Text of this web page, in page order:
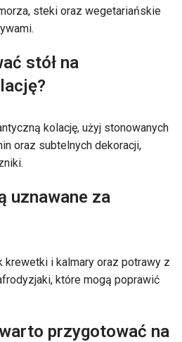
steki oraz wegetariańskie
stół na
kolację, użyj stonowanych
oraz subtelnych dekoracji,
uznawane za
krewetki i kalmary oraz potrawy z
które mogą poprawić
przygotować na